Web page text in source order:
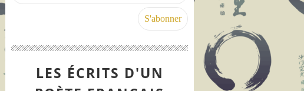
LES ÉCRITS D'UN